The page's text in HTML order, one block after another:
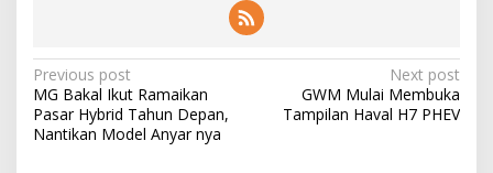
Post
navigation
Previous post
MG Bakal Ikut Ramaikan
Pasar Hybrid Tahun Depan,
Nantikan Model Anyar nya
Next post
GWM Mulai Membuka
Tampilan Haval H7 PHEV